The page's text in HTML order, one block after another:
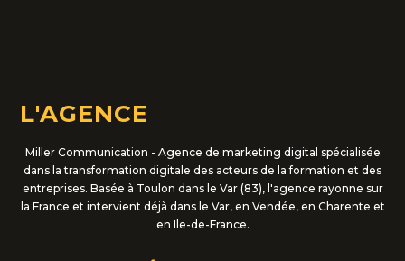
L'AGENCE
Miller Communication - Agence de marketing digital spécialisée
dans la transformation digitale des acteurs de la formation et des
entreprises. Basée à Toulon dans le Var (83), l'agence rayonne sur
la France et intervient déjà dans le Var, en Vendée, en Charente et
en Ile-de-France.